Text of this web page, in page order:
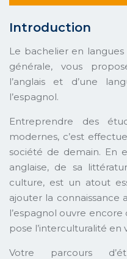
Introduction
Le bachelier en
générale, vous
l’anglais et d’une
l’espagnol.
Entreprendre des
modernes, c’est
société de demain. En
anglaise, de sa
culture, est un atout
ajouter la connaissance
l’espagnol ouvre
pose l’interculturalité en
Votre parcours